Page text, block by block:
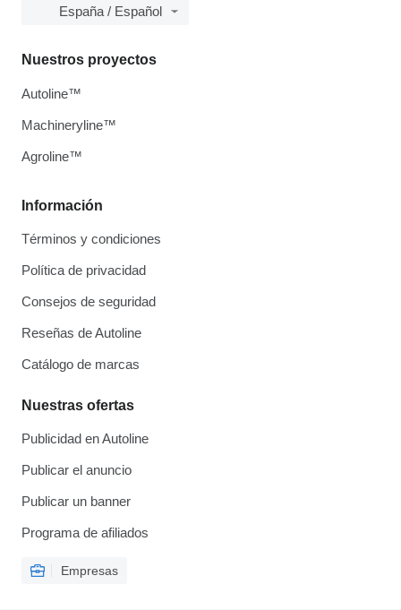
España / Español
Información
Términos y condiciones
Política de privacidad
Consejos de seguridad
Reseñas de Autoline
Catálogo de marcas
Nuestras ofertas
Publicidad en Autoline
Publicar el anuncio
Publicar un banner
Programa de afiliados
Empresas
Nuestros proyectos
Autoline™
Machineryline™
Agroline™